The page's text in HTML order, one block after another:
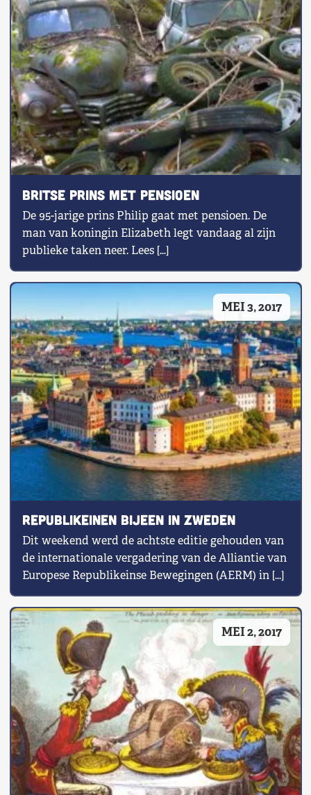
Britse prins met pensioen
De 95-jarige prins Philip gaat met pensioen. De
man van koningin Elizabeth legt vandaag al zijn
publieke taken neer. Lees […]
MEI 3, 2017
Republikeinen bijeen in Zweden
Dit weekend werd de achtste editie gehouden van
de internationale vergadering van de Alliantie van
Europese Republikeinse Bewegingen (AERM) in […]
MEI 2, 2017